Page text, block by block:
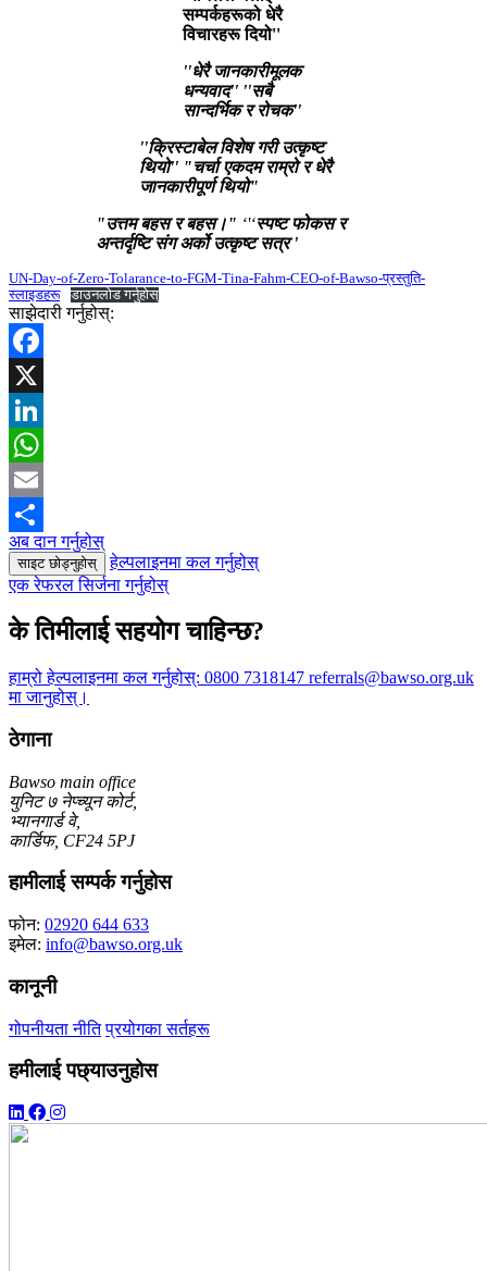
सम्पर्कहरूको धेरै
विचारहरू दियो''
''धेरै जानकारीमूलक
धन्यवाद'' ''सबै
सान्दर्भिक र रोचक''
''क्रिस्टाबेल विशेष गरी उत्कृष्ट
थियो'' "चर्चा एकदम राम्रो र धेरै
जानकारीपूर्ण थियो"
"उत्तम बहस र बहस।" ‘'‘स्पष्ट फोकस र
अन्तर्दृष्टि संग अर्को उत्कृष्ट सत्र '
UN-Day-of-Zero-Tolarance-to-FGM-Tina-Fahm-CEO-of-Bawso-प्रस्तुति-
स्लाइडहरू
डाउनलोड गर्नुहोस्
साझेदारी गर्नुहोस्:
Facebook
X
LinkedIn
WhatsApp
Email
Share
अब दान गर्नुहोस्
साइट छोड्नुहोस्
हेल्पलाइनमा कल गर्नुहोस्
एक रेफरल सिर्जना गर्नुहोस्
के तिमीलाई सहयोग चाहिन्छ?
हाम्रो हेल्पलाइनमा कल गर्नुहोस्: 0800 7318147 referrals@bawso.org.uk
मा जानुहोस्।
ठेगाना
Bawso main office
युनिट ७ नेप्च्यून कोर्ट,
भ्यानगार्ड वे,
कार्डिफ, CF24 5PJ
हामीलाई सम्पर्क गर्नुहोस
फोन: 02920 644 633
इमेल: info@bawso.org.uk
कानूनी
गोपनीयता नीति प्रयोगका सर्तहरू
हमीलाई पछ्याउनुहोस